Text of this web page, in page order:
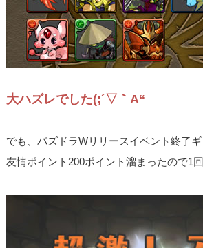
大ハズレでした(;´▽｀A“
でも、パズドラWリリースイベント終了
友情ポイント200ポイント溜まったので1